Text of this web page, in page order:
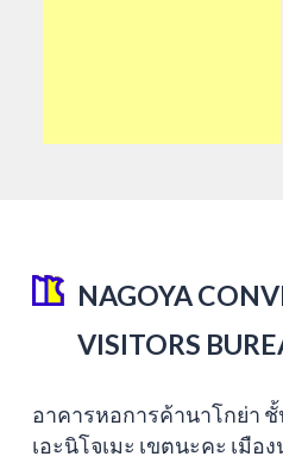
NAGOYA
VISITORS
อาคารหอการค้านาโกย่า ชั้
เอะนิโจเมะ เขตนะคะ เมือ